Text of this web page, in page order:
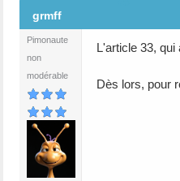
grmff
Pimonaute
non
modérable
L'article 33,
Dès lors, pour